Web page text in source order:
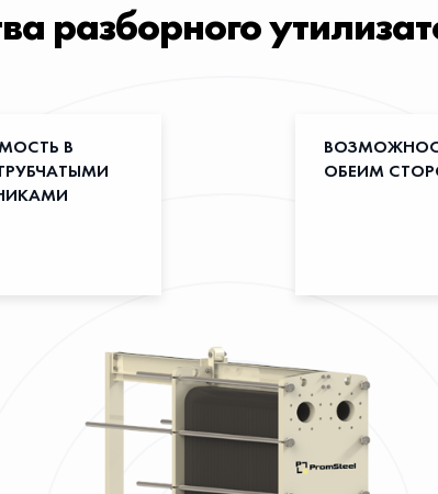
разборного
В
ОБЕИМ